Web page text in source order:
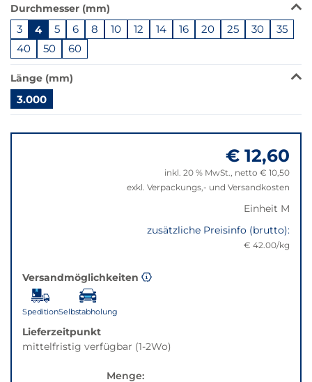
Produkt
ist
in
dieser
Variante
nicht
verfügbar.
Bei
Klick
gewünschten
Variante.
Durchmesser (mm)
3 4 5 6 8 10 12 14 16 20 25 30
35
40
50 60
Länge (mm)
3.000
zu
€ 12,60
inkl. 20 % MwSt., netto € 10,50
exkl. Verpackungs,- und Versandkosten
Einheit M
zusätzliche Preisinfo (brutto):
€ 42.00/kg
Versandmöglichkeiten
SpeditionSelbstabholung
Lieferzeitpunkt
mittelfristig verfügbar (1-2Wo)
Menge: